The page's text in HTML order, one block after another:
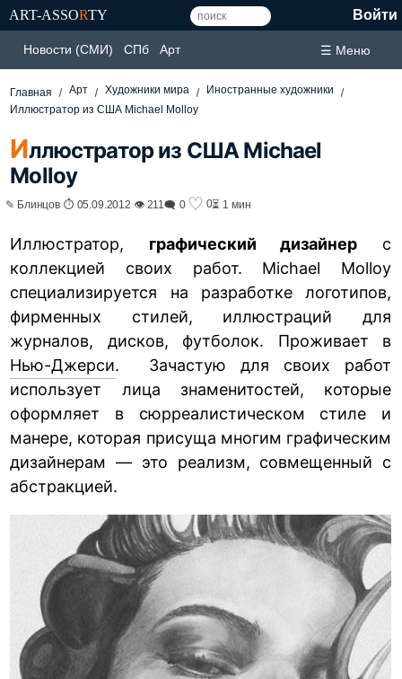
ART-ASSORTY Войти
Новости (СМИ) СПб Арт ☰ Меню
Главная Арт Художники мира
Иностранные художники
Иллюстратор из США Michael Molloy
Иллюстратор из США Michael
Molloy
✎ Блинцов ⏱ 05.09.2012 👁 211🗨 0 ♡ 0⏳ 1 мин
Иллюстратор, графический дизайнер с
коллекцией своих работ. Michael Molloy
специализируется на разработке логотипов,
фирменных стилей, иллюстраций для
журналов, дисков, футболок. Проживает в
Нью-Джерси. Зачастую для своих работ
использует лица знаменитостей, которые
оформляет в сюрреалистическом стиле и
манере, которая присуща многим графическим
дизайнерам — это реализм, совмещенный с
абстракцией.